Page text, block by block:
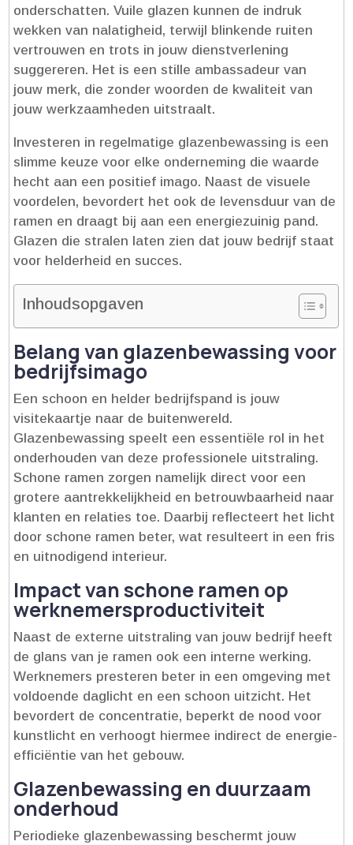
onderschatten.​ Vuile glazen kunnen de indruk
wekken van nalatigheid, terwijl blinkende ruiten
vertrouwen en trots in jouw dienstverlening
suggereren.​ Het is een stille ambassadeur van
jouw merk, die zonder woorden de kwaliteit van
jouw werkzaamheden uitstraalt.​
Investeren in regelmatige glazenbewassing is een
slimme keuze voor elke onderneming die waarde
hecht aan een positief imago.​ Naast de visuele
voordelen, bevordert het ook de levensduur van de
ramen en draagt bij aan een energiezuinig pand.​
Glazen die stralen laten zien dat jouw bedrijf staat
voor helderheid en succes.​
Inhoudsopgaven
Belang van glazenbewassing voor
bedrijfsimago
Een schoon en helder bedrijfspand is jouw
visitekaartje naar de buitenwereld.​
Glazenbewassing speelt een essentiële rol in het
onderhouden van deze professionele uitstraling.​
Schone ramen zorgen namelijk direct voor een
grotere aantrekkelijkheid en betrouwbaarheid naar
klanten en relaties toe.​ Daarbij reflecteert het licht
door schone ramen beter, wat resulteert in een fris
en uitnodigend interieur.​
Impact van schone ramen op
werknemersproductiviteit
Naast de externe uitstraling van jouw bedrijf heeft
de glans van je ramen ook een interne werking.​
Werknemers presteren beter in een omgeving met
voldoende daglicht en een schoon uitzicht.​ Het
bevordert de concentratie, beperkt de nood voor
kunstlicht en verhoogt hiermee indirect de energie-
efficiëntie van het gebouw.​
Glazenbewassing en duurzaam
onderhoud
Periodieke glazenbewassing beschermt jouw